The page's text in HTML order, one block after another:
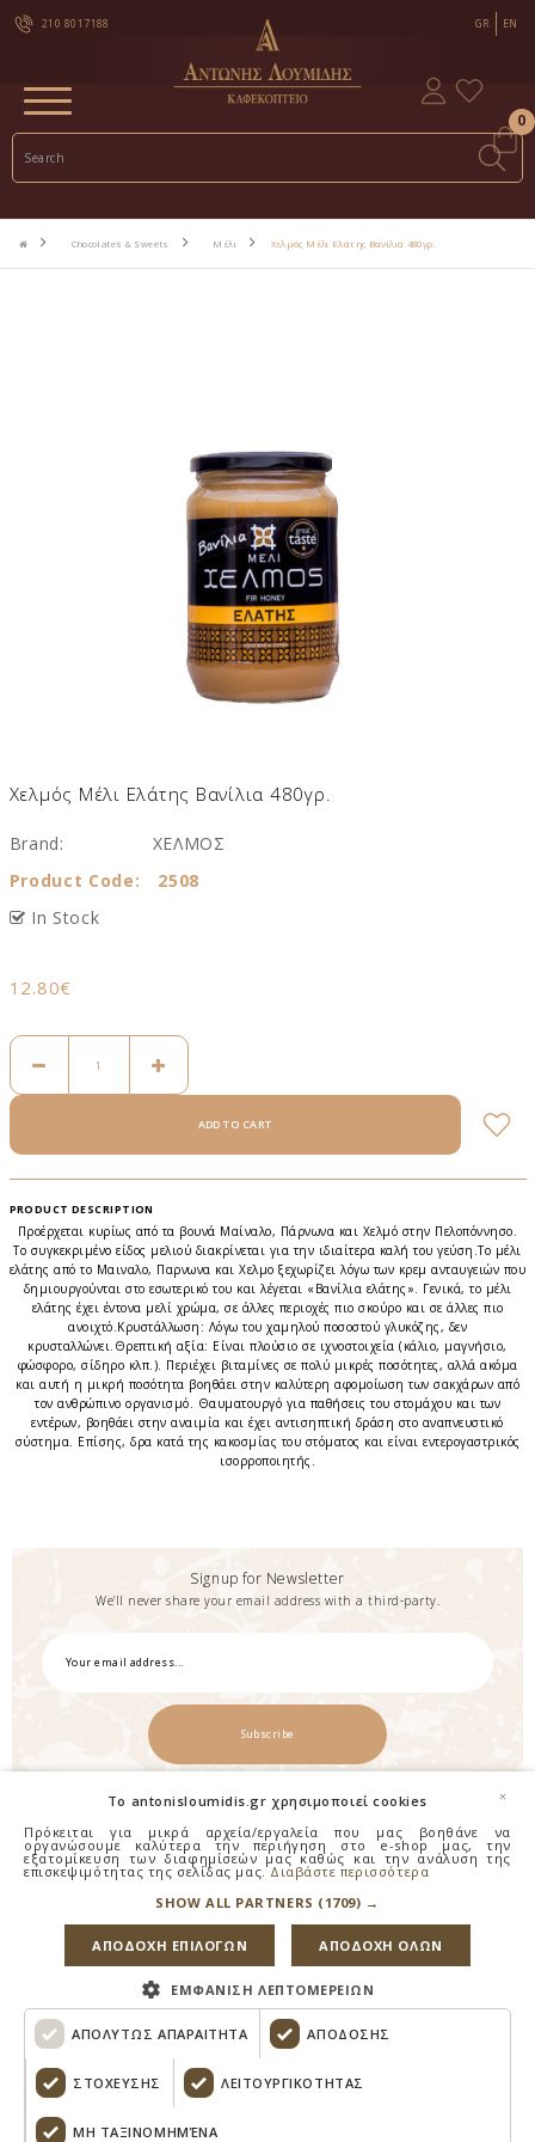
210 8017188 GR EN
0
Chocolates & Sweets Μέλι Χελμός Μέλι Ελάτης Βανίλια 480γρ.
Χελμός Μέλι Ελάτης Βανίλια 480γρ.
Brand:
ΧΕΛΜΟΣ
Product Code:
2508
In Stock
12.80€
PRODUCT DESCRIPTION
Προέρχεται κυρίως από τα βουνά Mαίναλο, Πάρνωνα και Xελμό στην Πελοπόννησο.
Tο συγκεκριμένο είδος μελιού διακρίνεται για την ιδιαίτερα καλή του γεύση.Tο μέλι
ελάτης από το Μαιναλο, Παρνωνα και Χελμο ξεχωρίζει λόγω των κρεμ ανταυγειών που
δημιουργούνται στο εσωτερικό του και λέγεται «Bανίλια ελάτης». Γενικά, το μέλι
ελάτης έχει έντονα μελί χρώμα, σε άλλες περιοχές πιο σκούρο και σε άλλες πιο
ανοιχτό.Kρυστάλλωση: Λόγω του χαμηλού ποσοστού γλυκόζης, δεν
κρυσταλλώνει.Θρεπτική αξία: Eίναι πλούσιο σε ιχνοστοιχεία (κάλιο, μαγνήσιο,
φώσφορο, σίδηρο κλπ.). Περιέχει βιταμίνες σε πολύ μικρές ποσότητες, αλλά ακόμα
και αυτή η μικρή ποσότητα βοηθάει στην καλύτερη αφομοίωση των σακχάρων από
τον ανθρώπινο οργανισμό. Θαυματουργό για παθήσεις του στομάχου και των
εντέρων, βοηθάει στην αναιμία και έχει αντισηπτική δράση στο αναπνευστικό
σύστημα. Επίσης, δρα κατά της κακοσμίας του στόματος και είναι εντερογαστρικός
ισορροποιητής.
Signup for Newsletter
We’ll never share your email address with a third-party.
Subscribe
Επικοινωνία
Πληροφορίες
Χρήσιμα
© 2026 Antonis Loumidis. All Rights Reserved.
×
To antonisloumidis.gr χρησιμοποιεί cookies
Πρόκειται για μικρά αρχεία/εργαλεία που μας βοηθάνε να
οργανώσουμε καλύτερα την περιήγηση στο e-shop μας, την
εξατομίκευση των διαφημίσεών μας καθώς και την ανάλυση της
επισκεψιμότητας της σελίδας μας. Διαβάστε περισσότερα
SHOW ALL PARTNERS (1709) →
ΑΠΟΛΥΤΩΣ ΑΠΑΡΑΙΤΗΤΑ ΑΠΟΔΟΣΗΣ
ΣΤΟΧΕΥΣΗΣ ΛΕΙΤΟΥΡΓΙΚΟΤΗΤΑΣ
ΜΗ ΤΑΞΙΝΟΜΗΜΈΝΑ
ΑΠΟΔΟΧΗ ΕΠΙΛΟΓΩΝ ΑΠΟΔΟΧΗ ΟΛΩΝ
ΕΜΦΑΝΙΣΗ ΛΕΠΤΟΜΕΡΕΙΩΝ